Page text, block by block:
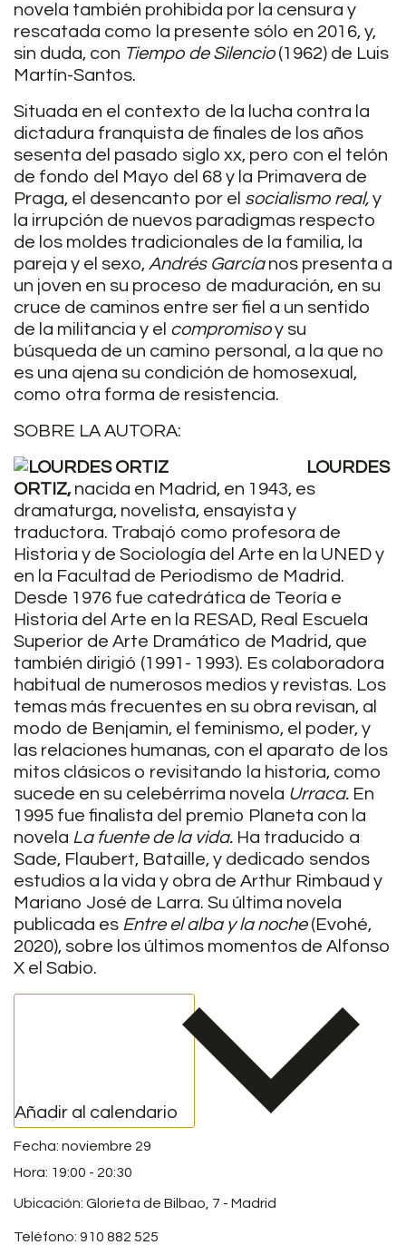
novela también prohibida por la censura y
rescatada como la presente sólo en 2016, y,
sin duda, con Tiempo de Silencio(1962) de Luis
Martín-Santos.
Situada en el contexto de la lucha contra la
dictadura franquista de finales de los años
sesenta del pasado siglo xx, pero con el telón
de fondo del Mayo del 68 y la Primavera de
Praga, el desencanto por el socialismo real, y
la irrupción de nuevos paradigmas respecto
de los moldes tradicionales de la familia, la
pareja y el sexo, Andrés Garcíanos presenta a
un joven en su proceso de maduración, en su
cruce de caminos entre ser fiel a un sentido
de la militancia y el compromisoy su
búsqueda de un camino personal, a la que no
es una ajena su condición de homosexual,
como otra forma de resistencia.
SOBRE LA AUTORA:
LOURDES
ORTIZ,nacida en Madrid, en 1943, es
dramaturga, novelista, ensayista y
traductora. Trabajó como profesora de
Historia y de Sociología del Arte en la UNED y
en la Facultad de Periodismo de Madrid.
Desde 1976 fue catedrática de Teoría e
Historia del Arte en la RESAD, Real Escuela
Superior de Arte Dramático de Madrid, que
también dirigió (1991- 1993). Es colaboradora
habitual de numerosos medios y revistas. Los
temas más frecuentes en su obra revisan, al
modo de Benjamin, el feminismo, el poder, y
las relaciones humanas, con el aparato de los
mitos clásicos o revisitando la historia, como
sucede en su celebérrima novela Urraca. En
1995 fue finalista del premio Planeta con la
novela La fuente de la vida. Ha traducido a
Sade, Flaubert, Bataille, y dedicado sendos
estudios a la vida y obra de Arthur Rimbaud y
Mariano José de Larra. Su última novela
publicada es Entre el alba y la noche (Evohé,
2020), sobre los últimos momentos de Alfonso
X el Sabio.
Añadir al calendario
noviembre 29
19:00 - 20:30
Ubicación: Glorieta de Bilbao, 7 - Madrid
Teléfono: 910 882 525